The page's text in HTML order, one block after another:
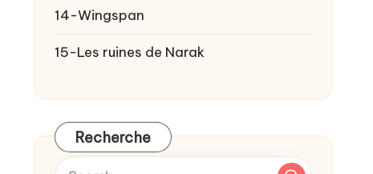
14-Wingspan
15-Les ruines de Narak
Recherche